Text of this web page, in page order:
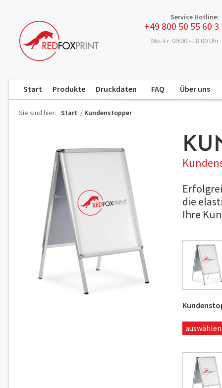
Service Hotline:
+49 800 50 55 60 3
Mo.-Fr. 09:00 - 18:00 Uhr
Start Produkte Druckdaten FAQ Über uns
Sie sind hier: Start / Kundenstopper
die
Ihre
auswählen